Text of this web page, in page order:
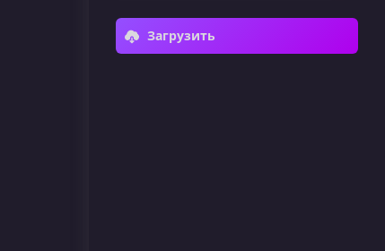
Загрузить